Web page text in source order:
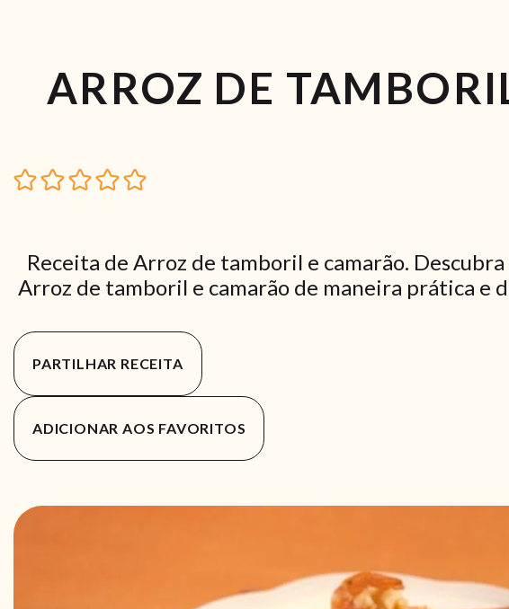
ARROZ DE
Receita de Arroz de tamboril e camarão.
Arroz de tamboril e camarão de maneira prática e
PARTILHAR RECEITA
ADICIONAR AOS FAVORITOS